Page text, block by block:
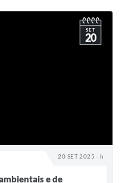
20 SET 2025 - h
SET
20
e de